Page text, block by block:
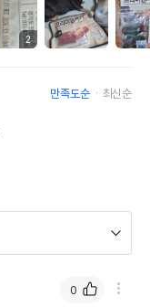
2
만족도순 최신순
0